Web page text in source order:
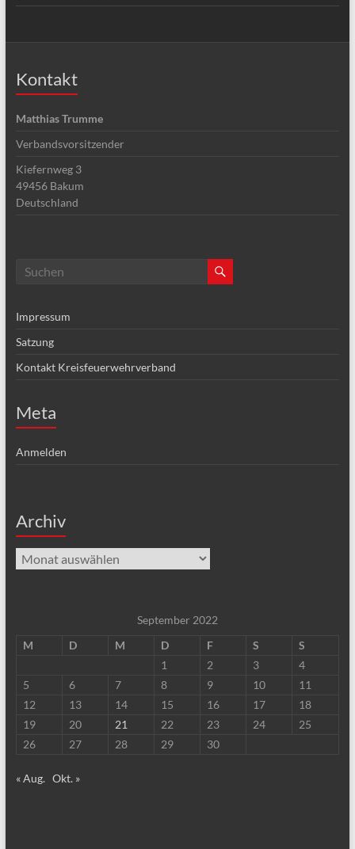
Kontakt
Matthias Trumme
Verbandsvorsitzender
Kiefernweg 3
49456 Bakum
Deutschland
Impressum
Satzung
Kontakt Kreisfeuerwehrverband
Meta
Anmelden
Archiv
Archiv
September 2022
M
D M D F S
S
1
2 3
4
5
6 7 8 9 10
11
12
13 14 15 16 17
18
19
20 21 22 23 24
25
26
27 28 29 30
« Aug. Okt. »